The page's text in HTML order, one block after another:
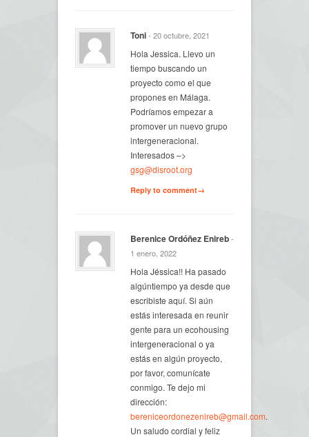
Toni- 20 octubre, 2021
Hola Jessica. Llevo un
tiempo buscando un
proyecto como el que
propones en Málaga.
Podríamos empezar a
promover un nuevo grupo
intergeneracional.
Interesados –>
gsg@disroot.org
Reply to comment→
Berenice Ordóñez Enireb-
1 enero, 2022
Hola Jéssica!! Ha pasado
algúntiempo ya desde que
escribiste aquí. Si aún
estás interesada en reunir
gente para un ecohousing
intergeneracional o ya
estás en algún proyecto,
por favor, comunícate
conmigo. Te dejo mi
dirección:
bereniceordonezenireb@gmail.com.
Un saludo cordial y feliz